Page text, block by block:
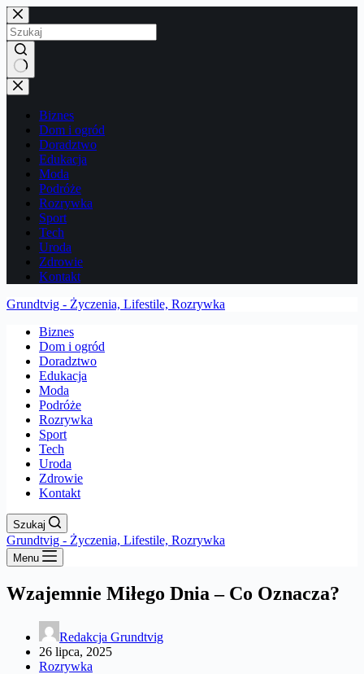
Przejdź
do
treści
Brak
wyników
Biznes
Dom i ogród
Doradztwo
Edukacja
Moda
Podróże
Rozrywka
Sport
Tech
Uroda
Zdrowie
Kontakt
Grundtvig - Życzenia, Lifestile, Rozrywka
Biznes
Dom i ogród
Doradztwo
Edukacja
Moda
Podróże
Rozrywka
Sport
Tech
Uroda
Zdrowie
Kontakt
Szukaj
Grundtvig - Życzenia, Lifestile, Rozrywka
Menu
Wzajemnie Miłego Dnia – Co Oznacza?
Redakcja Grundtvig
26 lipca, 2025
Rozrywka